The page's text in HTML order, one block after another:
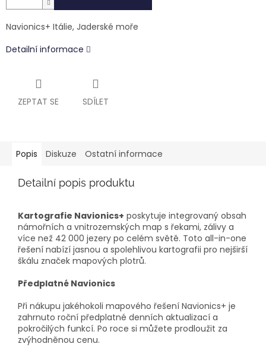
Navionics+ Itálie, Jaderské moře
Detailní informace
ZEPTAT SE SDÍLET
Popis Diskuze Ostatní informace
Detailní popis produktu
Kartografie Navionics+ poskytuje integrovaný obsah
námořních a vnitrozemských map s řekami, zálivy a
více než 42 000 jezery po celém světě. Toto all-in-one
řešení nabízí jasnou a spolehlivou kartografii pro nejširší
škálu značek mapových plotrů.
Předplatné Navionics
Při nákupu jakéhokoli mapového řešení Navionics+ je
zahrnuto roční předplatné denních aktualizací a
pokročilých funkcí. Po roce si můžete prodloužit za
zvýhodněnou cenu.